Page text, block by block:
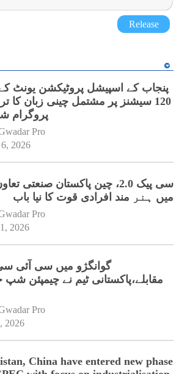
Release
پنجاب کے اسپیشل پروٹیکشن یونٹ
120 سیشنز پر مشتمل چینی زبان کا
پروگرام
Pro
2026
سی پیک 2.0، چین پاکستان صنعتی
میں ہنر مند افرادی قوت کا نیا باب
Pro
2026
گوانگژو میں سی آئی
مقابلے،پاکستانی ٹیم نے چیمپئن
Pro
2026
China have entered new phase